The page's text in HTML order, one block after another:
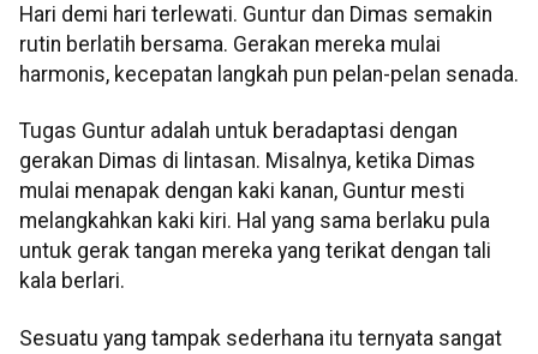
Hari demi hari terlewati. Guntur dan Dimas semakin
rutin berlatih bersama. Gerakan mereka mulai
harmonis, kecepatan langkah pun pelan-pelan senada.
Tugas Guntur adalah untuk beradaptasi dengan
gerakan Dimas di lintasan. Misalnya, ketika Dimas
mulai menapak dengan kaki kanan, Guntur mesti
melangkahkan kaki kiri. Hal yang sama berlaku pula
untuk gerak tangan mereka yang terikat dengan tali
kala berlari.
Sesuatu yang tampak sederhana itu ternyata sangat